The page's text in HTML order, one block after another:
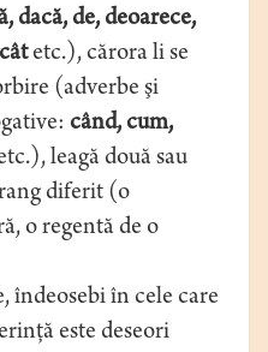
dacă, de, deoarece,
etc.), cărora li se
(adverbe şi
când, cum,
leagă două sau
diferit (o
o regentă de o
îndeosebi în cele care
este deseori